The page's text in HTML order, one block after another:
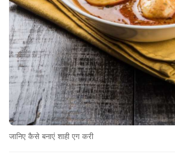
जानिए कैसे बनाएं शाही एग करी